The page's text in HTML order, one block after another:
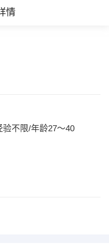
情
不限/年龄27～40